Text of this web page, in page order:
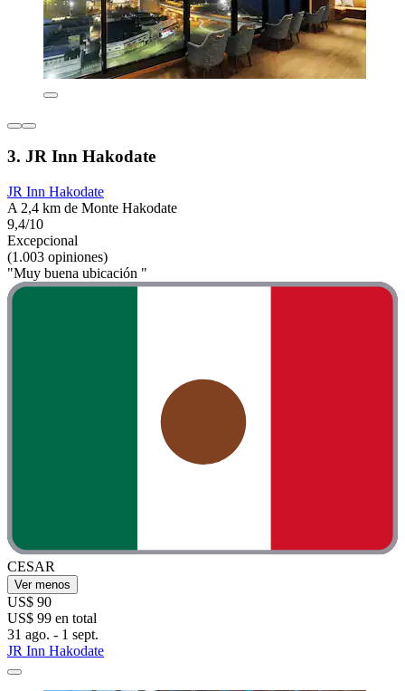
3. JR Inn Hakodate
JR Inn Hakodate
A 2,4 km de Monte Hakodate
9,4/10
Excepcional
(1.003 opiniones)
"Muy buena ubicación "
CESAR
Ver menos
US$ 90
US$ 99 en total
31 ago. - 1 sept.
JR Inn Hakodate